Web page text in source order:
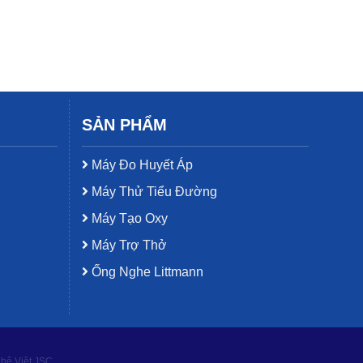
SẢN PHẨM
Máy Đo Huyết Áp
Máy Thử Tiểu Đường
Máy Tạo Oxy
Máy Trợ Thở
Ống Nghe Littmann